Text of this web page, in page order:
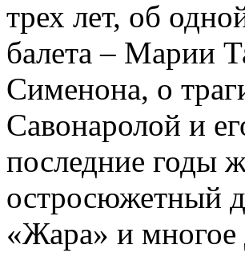
трех лет, об
балета – Марии
Сименона, о
Савонаролой и
последние годы
остросюжетный
«Жара» и многое